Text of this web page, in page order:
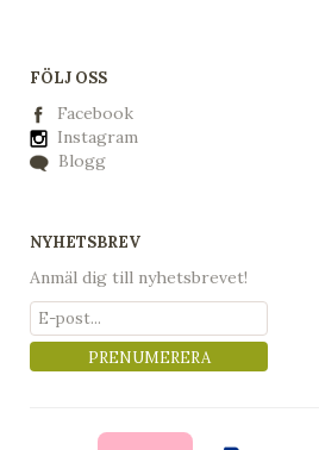
FÖLJ OSS
Facebook
Instagram
Blogg
NYHETSBREV
Anmäl dig till nyhetsbrevet!
PRENUMERERA